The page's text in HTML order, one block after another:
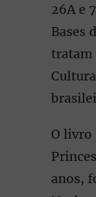
26A e
Bases
tratam
O livro
anos,